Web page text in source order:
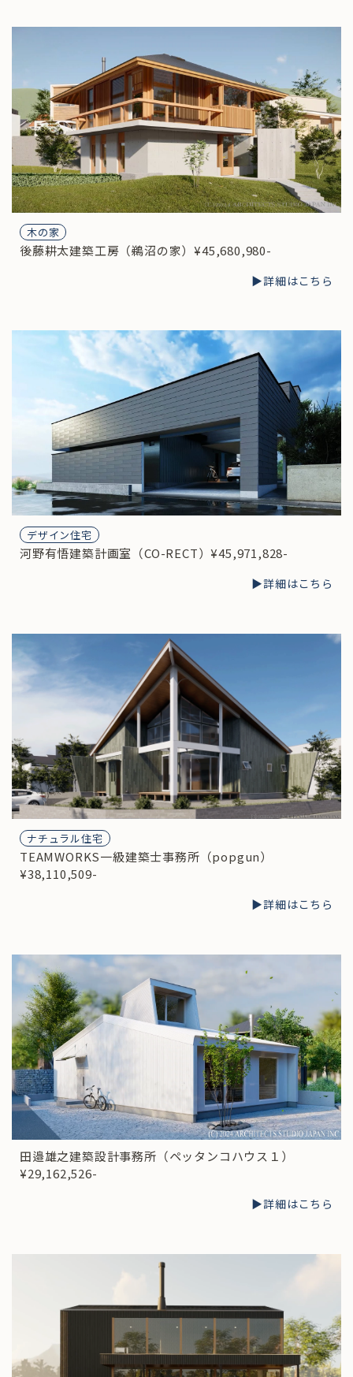
木の家
後藤耕太建築工房（鵜沼の家）¥45,680,980-
▶︎詳細はこちら
デザイン住宅
河野有悟建築計画室（CO-RECT）¥45,971,828-
▶︎詳細はこちら
ナチュラル住宅
TEAMWORKS一級建築士事務所（popgun）
¥38,110,509-
▶︎詳細はこちら
田邉雄之建築設計事務所（ペッタンコハウス１）
¥29,162,526-
▶︎詳細はこちら